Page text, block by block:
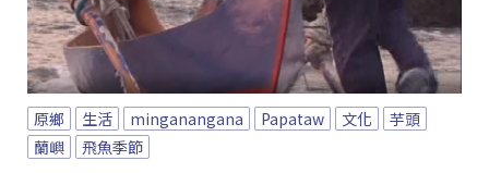
原鄉 生活 minganangana Papataw 文化
芋頭
蘭嶼
飛魚季節